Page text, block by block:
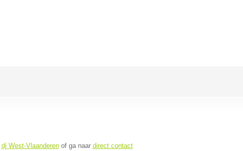
dj West-Vlaanderenof ga naar direct contact